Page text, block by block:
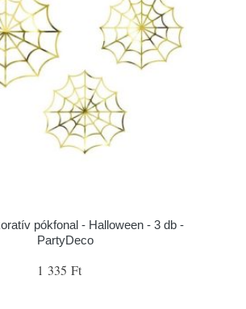
pókfonal - Halloween - 3 db -
PartyDeco
1 335 Ft